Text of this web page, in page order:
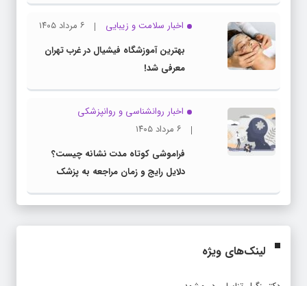
اخبار سلامت و زیبایی
۶ مرداد ۱۴۰۵
بهترین آموزشگاه فیشیال در غرب تهران
معرفی شد!
اخبار روانشناسی و روانپزشكی
۶ مرداد ۱۴۰۵
فراموشی کوتاه مدت نشانه چیست؟
دلایل رایج و زمان مراجعه به پزشک
لینک‌های ویژه